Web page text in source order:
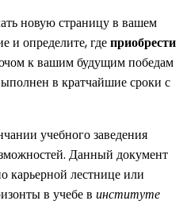
новую страницу в вашем
и определите, гдеприобрести
к вашим будущим победам
в кратчайшие сроки с
учебного заведения
Данный документ
карьерной лестнице или
в учебе в институте